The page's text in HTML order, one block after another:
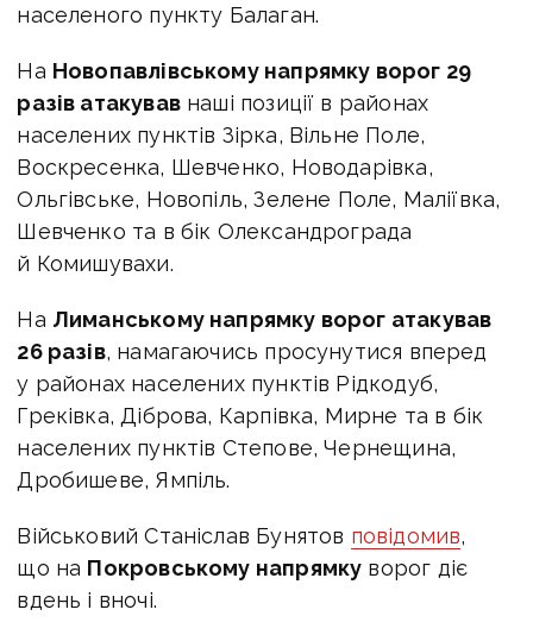
населеного пункту Балаган.
На Новопавлівському напрямку ворог 29
разів атакувавнаші позиції в районах
населених пунктів Зірка, Вільне Поле,
Воскресенка, Шевченко, Новодарівка,
Ольгівське, Новопіль, Зелене Поле, Маліївка,
Шевченко та в бік Олександрограда
й Комишувахи.
На Лиманському напрямку ворог атакував
26 разів, намагаючись просунутися вперед
у районах населених пунктів Рідкодуб,
Греківка, Діброва, Карпівка, Мирне та в бік
населених пунктів Степове, Чернещина,
Дробишеве, Ямпіль.
Військовий Станіслав Бунятов повідомив,
що на Покровському напрямку ворог діє
вдень і вночі.